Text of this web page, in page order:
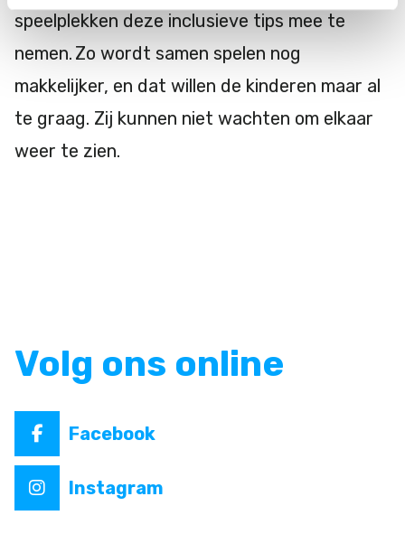
speelplekken deze inclusieve tips mee te
nemen. Zo wordt samen spelen nog
makkelijker, en dat willen de kinderen maar al
te graag. Zij kunnen niet wachten om elkaar
weer te zien.
Volg ons online
Facebook
Instagram